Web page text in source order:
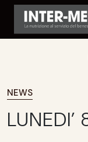
NEWS